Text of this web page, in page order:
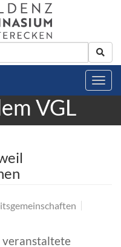
VGL
veranstaltete